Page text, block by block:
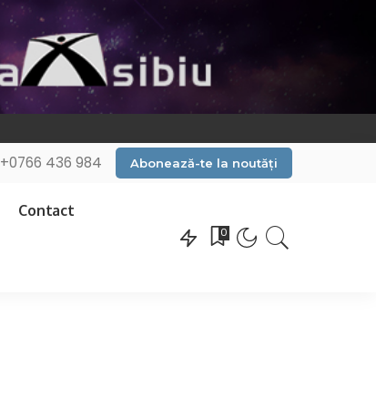
+0766 436 984 Abonează-te la noutăți
Contact
0